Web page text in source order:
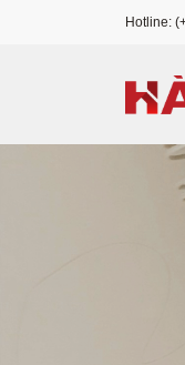
Hotline: